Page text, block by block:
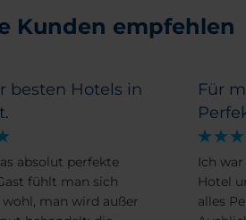
Kunden empfehlen
besten Hotels in
absolut perfekte
man wird außer
Für
Ich
Hotel
alles